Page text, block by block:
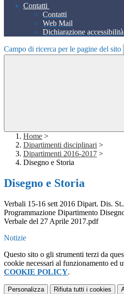
Contatti
Contatti
Web Mail
Dichiarazione accessibilità
Campo di ricerca per le pagine del sito
Home >
Dipartimenti disciplinari >
Dipartimenti 2016-2017 >
Disegno e Storia
Disegno e Storia
Verbali 15-16 sett 2016 Dipart. Dis.
Programmazione Dipartimento
Verbale del 27 Aprile 2017.pdf
Notizie
Questo sito o gli strumenti terzi da
cookie necessari al funzionamento ed
COOKIE POLICY.
Personalizza Rifiuta tutti i cookies